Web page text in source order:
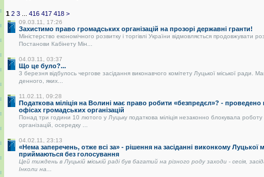
1 2 3 416 417 418 >
09.03.11, 17:26
Захистимо право громадських організацій на прозорі державні гранти!
Міністерство економічного розвитку і торгівлі України відмовляється продовжувати
Постанови Кабінету Мін...
04.03.11, 03:37
Що це було?...
3 березня відбулось чергове засідання виконавчого комітету Луцької міської ради.
денного, яких...
11.02.11, 09:28
Податкова міліція на Волині має право робити «безпредєл»? -
офісах громадських організацій
Понад три години 10 лютого у Луцьку податкова міліція незаконно блокувала
організацій, осередку ...
04.02.11, 23:13
«Нема заперечень, отже всі за» - рішення на засіданні виконкому Луцької
приймаються без голосування
Цей тиждень в Луцькій міській раді був багатий на різного роду заходи - сесія,
Інколи на...